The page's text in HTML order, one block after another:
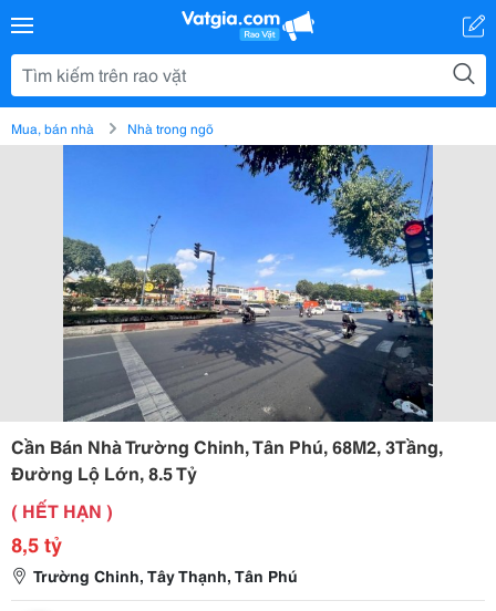
Mua, bán nhà Nhà trong ngõ
Cần Bán Nhà Trường Chinh, Tân Phú, 68M2, 3Tầng,
Đường Lộ Lớn, 8.5 Tỷ
( HẾT HẠN )
8,5 tỷ
Trường Chinh, Tây Thạnh, Tân Phú